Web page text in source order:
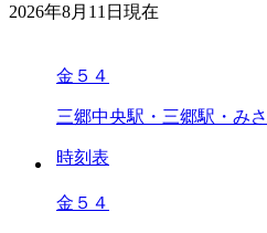
2026年8月11日 現在
金５４
三郷中央駅・三郷駅・み
時刻表
金５４